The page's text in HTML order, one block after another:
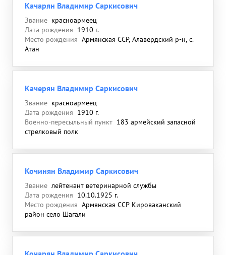
Качарян Владимир Саркисович
Звание красноармеец
Дата рождения 1910 г.
Место рождения Армянская ССР, Алавердский р-н, с.
Атан
Качерян Владимир Саркисович
Звание красноармеец
Дата рождения 1910 г.
Военно-пересыльный пункт 183 армейский запасной
стрелковый полк
Кочинян Владимир Саркисович
Звание лейтенант ветеринарной службы
Дата рождения 10.10.1925 г.
Место рождения Армянская ССР Кироваканский
район село Шагали